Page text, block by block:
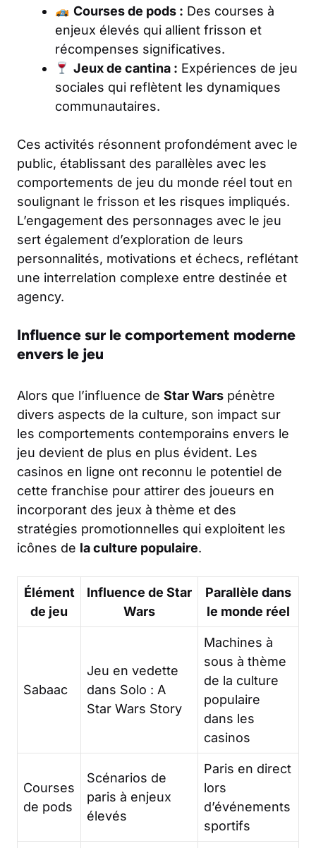
Courses de pods : Des courses à
enjeux élevés qui allient frisson et
récompenses significatives.
Jeux de cantina : Expériences de jeu
sociales qui reflètent les dynamiques
communautaires.
Ces activités résonnent profondément avec le
public, établissant des parallèles avec les
comportements de jeu du monde réel tout en
soulignant le frisson et les risques impliqués.
L’engagement des personnages avec le jeu
sert également d’exploration de leurs
personnalités, motivations et échecs, reflétant
une interrelation complexe entre destinée et
agency.
Influence sur le comportement moderne
envers le jeu
Alors que l’influence de Star Wars pénètre
divers aspects de la culture, son impact sur
les comportements contemporains envers le
jeu devient de plus en plus évident. Les
casinos en ligne ont reconnu le potentiel de
cette franchise pour attirer des joueurs en
incorporant des jeux à thème et des
stratégies promotionnelles qui exploitent les
icônes de la culture populaire.
Élément
de jeu
Influence de Star
Wars
Parallèle dans
le monde réel
Sabaac
Jeu en vedette
dans Solo : A
Star Wars Story
Machines à
sous à thème
de la culture
populaire
dans les
casinos
Courses
de pods
Scénarios de
paris à enjeux
élevés
Paris en direct
lors
d’événements
sportifs